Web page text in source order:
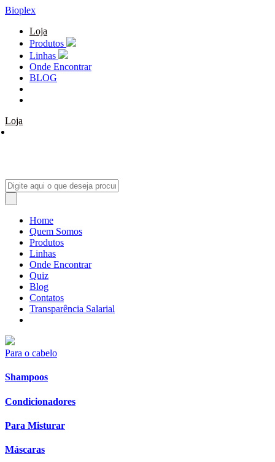
Bioplex
Loja
Produtos
Linhas
Onde Encontrar
BLOG
Loja
Home
Quem Somos
Produtos
Linhas
Onde Encontrar
Quiz
Blog
Contatos
Transparência Salarial
Para o cabelo
Shampoos
Condicionadores
Para Misturar
Máscaras